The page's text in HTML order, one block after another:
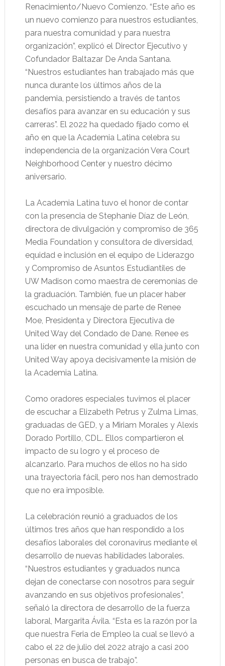
Renacimiento/Nuevo Comienzo. “Este año es
un nuevo comienzo para nuestros estudiantes,
para nuestra comunidad y para nuestra
organización”, explicó el Director Ejecutivo y
Cofundador Baltazar De Anda Santana.
“Nuestros estudiantes han trabajado más que
nunca durante los últimos años de la
pandemia, persistiendo a través de tantos
desafíos para avanzar en su educación y sus
carreras”. El 2022 ha quedado fijado como el
año en que la Academia Latina celebra su
independencia de la organización Vera Court
Neighborhood Center y nuestro décimo
aniversario.
La Academia Latina tuvo el honor de contar
con la presencia de Stephanie Díaz de León,
directora de divulgación y compromiso de 365
Media Foundation y consultora de diversidad,
equidad e inclusión en el equipo de Liderazgo
y Compromiso de Asuntos Estudiantiles de
UW Madison como maestra de ceremonias de
la graduación. También, fue un placer haber
escuchado un mensaje de parte de Renee
Moe, Presidenta y Directora Ejecutiva de
United Way del Condado de Dane. Renee es
una líder en nuestra comunidad y ella junto con
United Way apoya decisivamente la misión de
la Academia Latina.
Como oradores especiales tuvimos el placer
de escuchar a Elizabeth Petrus y Zulma Limas,
graduadas de GED, y a Miriam Morales y Alexis
Dorado Portillo, CDL. Ellos compartieron el
impacto de su logro y el proceso de
alcanzarlo. Para muchos de ellos no ha sido
una trayectoria fácil, pero nos han demostrado
que no era imposible.
La celebración reunió a graduados de los
últimos tres años que han respondido a los
desafíos laborales del coronavirus mediante el
desarrollo de nuevas habilidades laborales.
“Nuestros estudiantes y graduados nunca
dejan de conectarse con nosotros para seguir
avanzando en sus objetivos profesionales”,
señaló la directora de desarrollo de la fuerza
laboral, Margarita Ávila. “Esta es la razón por la
que nuestra Feria de Empleo la cual se llevó a
cabo el 22 de julio del 2022 atrajo a casi 200
personas en busca de trabajo”.